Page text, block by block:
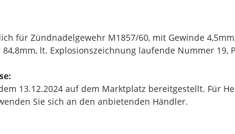
für Zündnadelgewehr M1857/60, mit Gewinde
lt. Explosionszeichnung laufende Nummer 19,
13.12.2024 auf dem Marktplatz bereitgestellt. Für
Sie sich an den anbietenden Händler.